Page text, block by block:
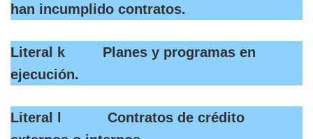
han incumplido contratos.
Literal k Planes y programas en
ejecución.
Literal l Contratos de crédito